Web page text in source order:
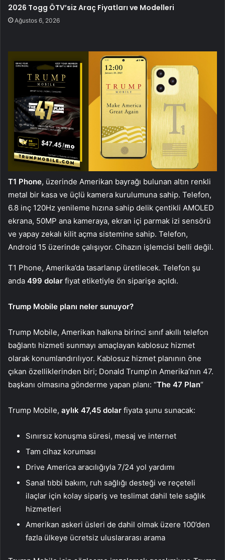
2026 Togg ÖTV’siz Araç Fiyatları ve Modelleri
Ağustos 6, 2026
T1 Phone, üzerinde Amerikan bayrağı bulunan altın renkli
metal bir kasa ve üçlü kamera kurulumuna sahip. Telefon,
6.8 inç 120Hz yenileme hızına sahip delik çentikli AMOLED
ekrana, 50MP ana kameraya, ekran içi parmak izi sensörü
ve yapay zekalı kilit açma sistemine sahip. Telefon,
Android 15 üzerinde çalışıyor. Cihazın işlemcisi belli değil.
T1 Phone, Amerika’da tasarlanıp üretilecek. Telefon şu
anda 499 dolar fiyat etiketiyle ön siparişe açıldı.
Trump Mobile planı neler sunuyor?
Trump Mobile, Amerikan halkına birinci sınıf akıllı telefon
bağlantı hizmeti sunmayı amaçlayan kablosuz hizmet
olarak konumlandırılıyor. Kablosuz hizmet planının öne
çıkan özelliklerinden biri; Donald Trump’ın Amerika’nın 47.
başkanı olmasına gönderme yapan planı: “The 47 Plan“
Trump Mobile, aylık 47,45 dolar fiyata şunu sunacak:
Sınırsız konuşma süresi, mesaj ve internet
Tam cihaz koruması
Drive America aracılığıyla 7/24 yol yardımı
Sanal tıbbi bakım, ruh sağlığı desteği ve reçeteli
ilaçlar için kolay sipariş ve teslimat dahil tele sağlık
hizmetleri
Amerikan askeri üsleri de dahil olmak üzere 100’den
fazla ülkeye ücretsiz uluslararası arama